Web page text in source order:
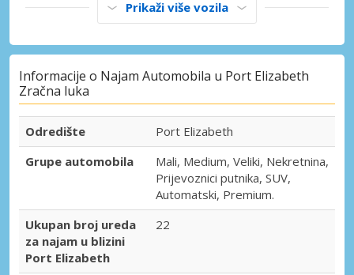
Prikaži više vozila
Informacije o Najam Automobila u Port Elizabeth
Zračna luka
Odredište
Port Elizabeth
Grupe automobila
Mali, Medium, Veliki, Nekretnina,
Prijevoznici putnika, SUV,
Automatski, Premium.
Ukupan broj ureda
za najam u blizini
Port Elizabeth
22